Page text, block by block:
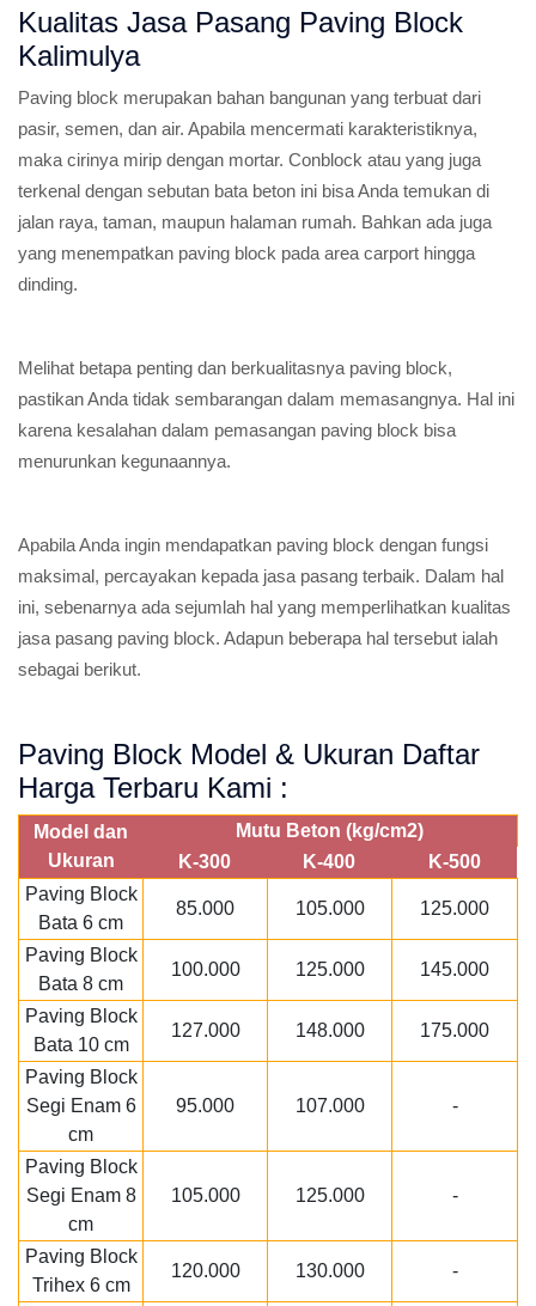
Kualitas Jasa Pasang Paving Block
Kalimulya
Paving block merupakan bahan bangunan yang terbuat dari
pasir, semen, dan air. Apabila mencermati karakteristiknya,
maka cirinya mirip dengan mortar. Conblock atau yang juga
terkenal dengan sebutan bata beton ini bisa Anda temukan di
jalan raya, taman, maupun halaman rumah. Bahkan ada juga
yang menempatkan paving block pada area carport hingga
dinding.
Melihat betapa penting dan berkualitasnya paving block,
pastikan Anda tidak sembarangan dalam memasangnya. Hal ini
karena kesalahan dalam pemasangan paving block bisa
menurunkan kegunaannya.
Apabila Anda ingin mendapatkan paving block dengan fungsi
maksimal, percayakan kepada jasa pasang terbaik. Dalam hal
ini, sebenarnya ada sejumlah hal yang memperlihatkan kualitas
jasa pasang paving block. Adapun beberapa hal tersebut ialah
sebagai berikut.
Paving Block Model & Ukuran Daftar
Harga Terbaru Kami :
Model dan
Ukuran
Mutu Beton (kg/cm2)
K-300
K-400
K-500
Paving Block
Bata 6 cm
85.000 105.000 125.000
Paving Block
Bata 8 cm
100.000 125.000 145.000
Paving Block
Bata 10 cm
127.000 148.000 175.000
Paving Block
Segi Enam 6
cm
95.000 107.000 -
Paving Block
Segi Enam 8
cm
105.000 125.000 -
Paving Block
Trihex 6 cm
120.000 130.000 -